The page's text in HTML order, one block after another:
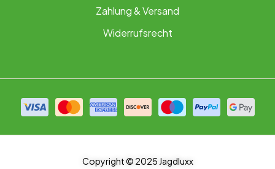
Zahlung & Versand
Widerrufsrecht
Copyright © 2025 Jagdluxx